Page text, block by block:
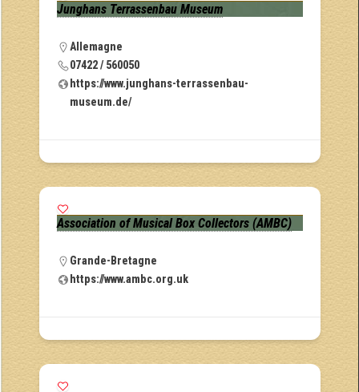
Junghans Terrassenbau Museum
Allemagne
07422 / 560050
https://www.junghans-terrassenbau-
museum.de/
Association of Musical Box Collectors (AMBC)
Grande-Bretagne
https://www.ambc.org.uk